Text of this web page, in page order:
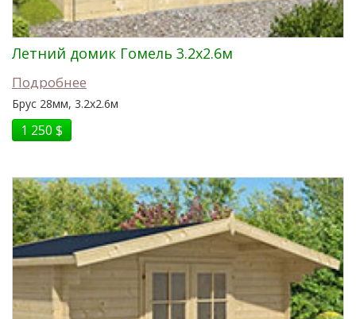
Летний домик Гомель 3.2x2.6м
Подробнее
Брус 28мм, 3.2x2.6м
1 250 $